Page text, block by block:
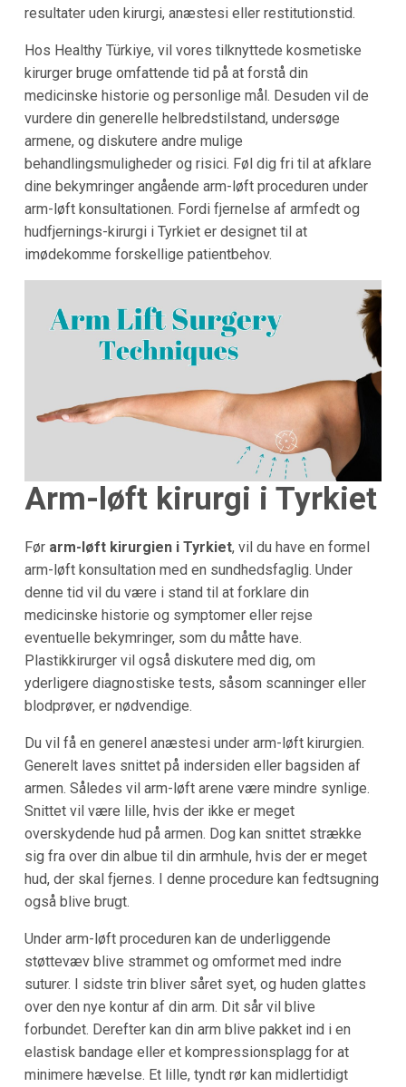
resultater uden kirurgi, anæstesi eller restitutionstid.
Hos Healthy Türkiye, vil vores tilknyttede kosmetiske
kirurger bruge omfattende tid på at forstå din
medicinske historie og personlige mål. Desuden vil de
vurdere din generelle helbredstilstand, undersøge
armene, og diskutere andre mulige
behandlingsmuligheder og risici. Føl dig fri til at afklare
dine bekymringer angående arm-løft proceduren under
arm-løft konsultationen. Fordi fjernelse af armfedt og
hudfjernings-kirurgi i Tyrkiet er designet til at
imødekomme forskellige patientbehov.
Arm-løft kirurgi i Tyrkiet
Før arm-løft kirurgien i Tyrkiet, vil du have en formel
arm-løft konsultation med en sundhedsfaglig. Under
denne tid vil du være i stand til at forklare din
medicinske historie og symptomer eller rejse
eventuelle bekymringer, som du måtte have.
Plastikkirurger vil også diskutere med dig, om
yderligere diagnostiske tests, såsom scanninger eller
blodprøver, er nødvendige.
Du vil få en generel anæstesi under arm-løft kirurgien.
Generelt laves snittet på indersiden eller bagsiden af
armen. Således vil arm-løft arene være mindre synlige.
Snittet vil være lille, hvis der ikke er meget
overskydende hud på armen. Dog kan snittet strække
sig fra over din albue til din armhule, hvis der er meget
hud, der skal fjernes. I denne procedure kan fedtsugning
også blive brugt.
Under arm-løft proceduren kan de underliggende
støttevæv blive strammet og omformet med indre
suturer. I sidste trin bliver såret syet, og huden glattes
over den nye kontur af din arm. Dit sår vil blive
forbundet. Derefter kan din arm blive pakket ind i en
elastisk bandage eller et kompressionsplagg for at
minimere hævelse. Et lille, tyndt rør kan midlertidigt